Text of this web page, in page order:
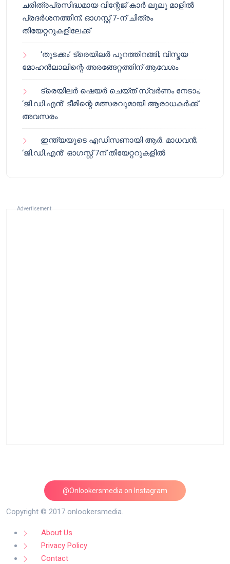
ചരിത്രപ്രസിദ്ധമായ വിന്റേജ് കാർ ലുലു മാളിൽ
പ്രദർശനത്തിന്; ഓഗസ്റ്റ് 7-ന് ചിത്രം
തിയേറ്ററുകളിലേക്ക്
‘തുടക്കം’ ട്രെയിലർ പുറത്തിറങ്ങി; വിസ്മയ
മോഹൻലാലിന്റെ അരങ്ങേറ്റത്തിന് ആവേശം
ട്രെയിലർ ഷെയർ ചെയ്‌ത് സ്വർണം നേടാം;
‘ജി.ഡി.എൻ’ ടീമിന്റെ മത്സരവുമായി ആരാധകർക്ക്
അവസരം
ഇന്ത്യയുടെ എഡിസണായി ആർ. മാധവൻ;
‘ജി.ഡി.എൻ’ ഓഗസ്റ്റ് 7ന് തിയേറ്ററുകളിൽ
Advertisement
@Onlookersmedia on Instagram
Follow on Instagram
Copyright © 2017 onlookersmedia.
About Us
Privacy Policy
Contact